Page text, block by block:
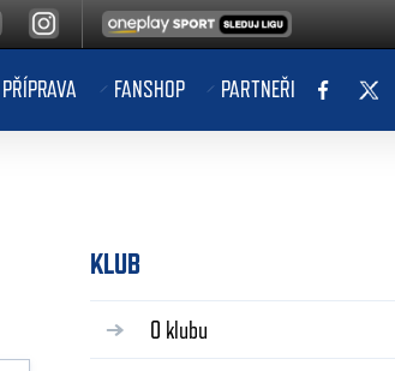
PŘÍPRAVA FANSHOP PARTNEŘI
KLUB
O klubu